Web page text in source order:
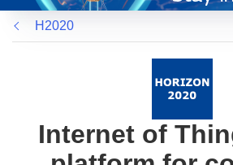
nouvelle
fenêtre)H2020
Internet of